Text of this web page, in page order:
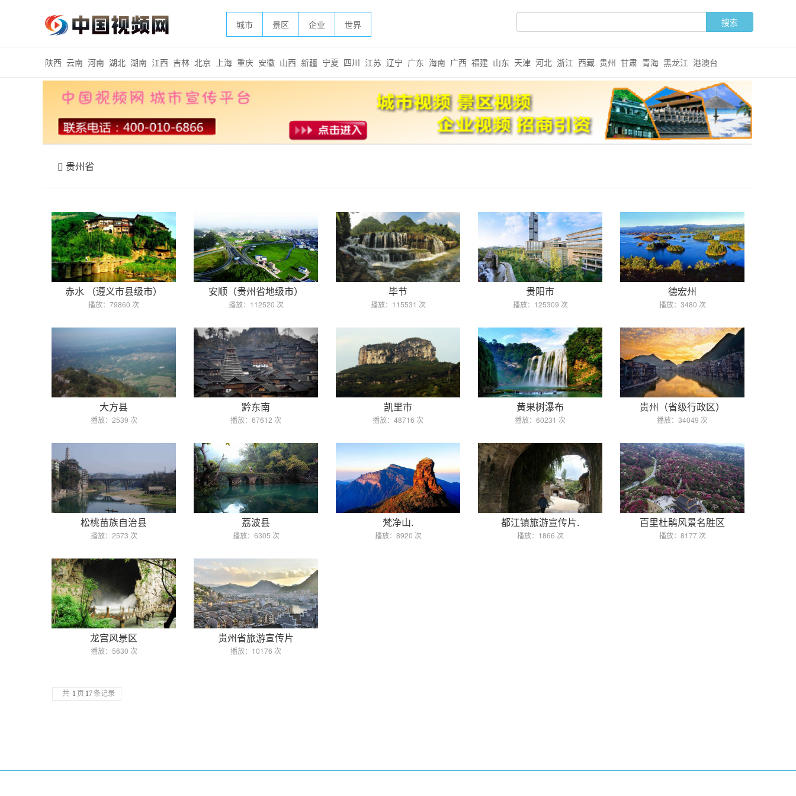
城市 景区 企业 世界
陕西 云南 河南 湖北 湖南 江西 吉林 北京 上海 重庆 安徽 山西 新疆 宁夏 四川 江苏 辽宁 广东 海南 广西 福建 山东 天津 河北 浙江 西藏 贵州 甘肃 青海 黑龙江 港澳台
贵州省
赤水 （遵义市县级市）
播放：79860 次
安顺（贵州省地级市）
播放：112520 次
毕节
播放：115531 次
贵阳市
播放：125309 次
德宏州
播放：3480 次
大方县
播放：2539 次
黔东南
播放：67612 次
凯里市
播放：48716 次
黄果树瀑布
播放：60231 次
贵州（省级行政区）
播放：34049 次
松桃苗族自治县
播放：2573 次
荔波县
播放：6305 次
梵净山.
播放：8920 次
都江镇旅游宣传片.
播放：1866 次
百里杜鹃风景名胜区
播放：8177 次
龙宫风景区
播放：5630 次
贵州省旅游宣传片
播放：10176 次
共 1 页 17 条记录